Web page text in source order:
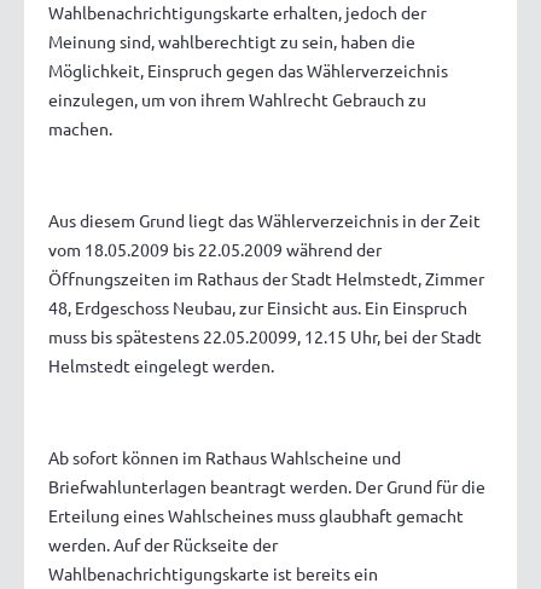
Wahlbenachrichtigungskarte erhalten, jedoch der
Meinung sind, wahlberechtigt zu sein, haben die
Möglichkeit, Einspruch gegen das Wählerverzeichnis
einzulegen, um von ihrem Wahlrecht Gebrauch zu
machen.
Aus diesem Grund liegt das Wählerverzeichnis in der Zeit
vom 18.05.2009 bis 22.05.2009 während der
Öffnungszeiten im Rathaus der Stadt Helmstedt, Zimmer
48, Erdgeschoss Neubau, zur Einsicht aus. Ein Einspruch
muss bis spätestens 22.05.20099, 12.15 Uhr, bei der Stadt
Helmstedt eingelegt werden.
Ab sofort können im Rathaus Wahlscheine und
Briefwahlunterlagen beantragt werden. Der Grund für die
Erteilung eines Wahlscheines muss glaubhaft gemacht
werden. Auf der Rückseite der
Wahlbenachrichtigungskarte ist bereits ein